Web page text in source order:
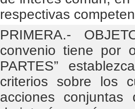
respectivas
PRIMERA.-
convenio tiene por
PARTES”
criterios sobre los
acciones conjuntas